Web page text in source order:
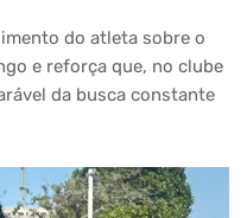
do atleta sobre o
e reforça que, no clube
da busca constante